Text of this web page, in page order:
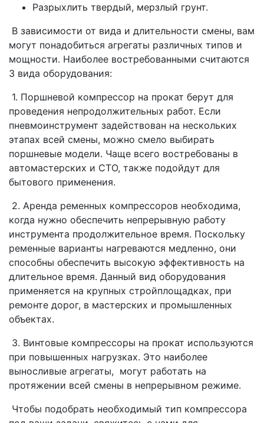
Разрыхлить твердый, мерзлый грунт.
В зависимости от вида и длительности смены, вам
могут понадобиться агрегаты различных типов и
мощности. Наиболее востребованными считаются
3 вида оборудования:
1. Поршневой компрессор на прокат берут для
проведения непродолжительных работ. Если
пневмоинструмент задействован на нескольких
этапах всей смены, можно смело выбирать
поршневые модели. Чаще всего востребованы в
автомастерских и СТО, также подойдут для
бытового применения.
2. Аренда ременных компрессоров необходима,
когда нужно обеспечить непрерывную работу
инструмента продолжительное время. Поскольку
ременные варианты нагреваются медленно, они
способны обеспечить высокую эффективность на
длительное время. Данный вид оборудования
применяется на крупных стройплощадках, при
ремонте дорог, в мастерских и промышленных
объектах.
3. Винтовые компрессоры на прокат используются
при повышенных нагрузках. Это наиболее
выносливые агрегаты, могут работать на
протяжении всей смены в непрерывном режиме.
Чтобы подобрать необходимый тип компрессора